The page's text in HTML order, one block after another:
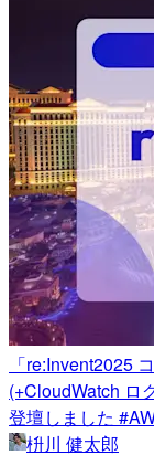
「re:Invent2025
(+CloudWatch ロ
登壇しました
枡川 健太郎